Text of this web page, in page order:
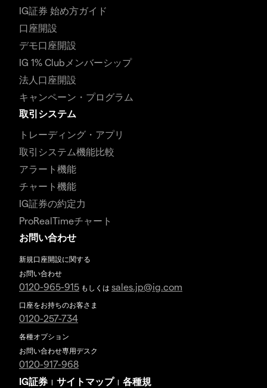
IG証券 始め方ガイド
口座開設
デモ口座開設
IG 1% Clubメンバーシップ
法人口座開設
キャンペーン・プログラム
取引システム
トレーディング・アプリ
取引システム機能比較
アラート機能
チャート機能
IG証券の約定力
ProRealTimeチャート
お問い合わせ
新規口座開設に関する
お問い合わせ
0120-965-915 もしくは sales.jp@ig.com
口座をお持ちのお客さま
0120-257-734
各種オプション
お問い合わせ専用デスク
0120-917-968
IG証券 | サイトマップ | 各種規